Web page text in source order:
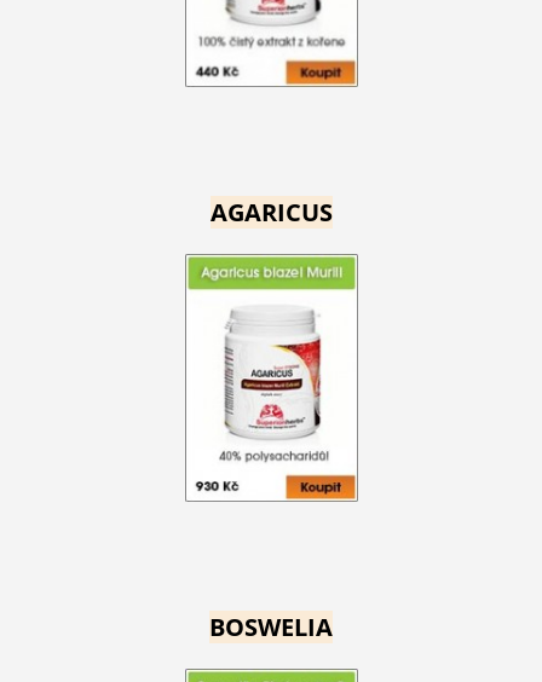
AGARICUS
BOSWELIA